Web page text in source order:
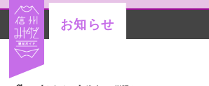
お知らせ